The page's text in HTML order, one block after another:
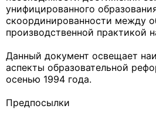
унифицированного
скоординированности между
производственной практикой
Данный документ освещает
аспекты образовательной
осенью 1994 года.
Предпосылки